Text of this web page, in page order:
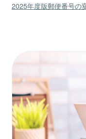
2025年度版郵便番号の